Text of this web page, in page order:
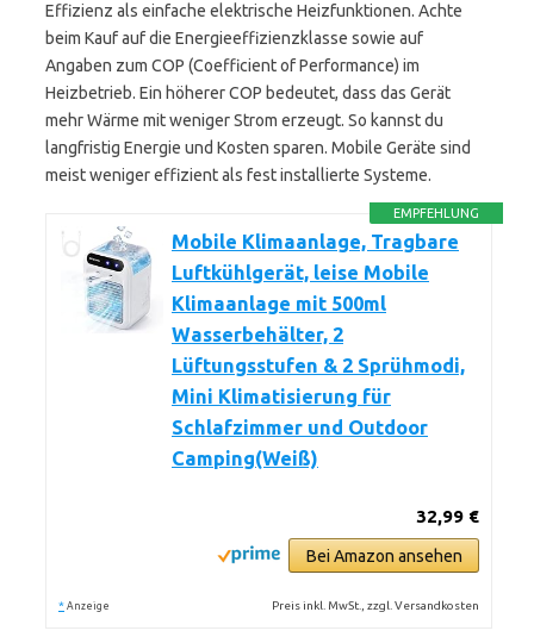
Effizienz als einfache elektrische Heizfunktionen. Achte
beim Kauf auf die Energieeffizienzklasse sowie auf
Angaben zum COP (Coefficient of Performance) im
Heizbetrieb. Ein höherer COP bedeutet, dass das Gerät
mehr Wärme mit weniger Strom erzeugt. So kannst du
langfristig Energie und Kosten sparen. Mobile Geräte sind
meist weniger effizient als fest installierte Systeme.
EMPFEHLUNG
Mobile Klimaanlage, Tragbare
Luftkühlgerät, leise Mobile
Klimaanlage mit 500ml
Wasserbehälter, 2
Lüftungsstufen & 2 Sprühmodi,
Mini Klimatisierung für
Schlafzimmer und Outdoor
Camping(Weiß)
32,99 €
Bei Amazon ansehen
* Anzeige Preis inkl. MwSt., zzgl. Versandkosten